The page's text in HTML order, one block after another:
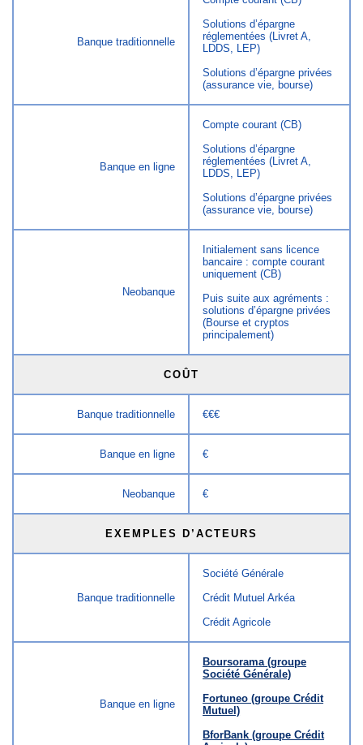
Banque traditionnelle
Solutions d’épargne
réglementées (Livret A,
LDDS, LEP)
Solutions d’épargne privées
(assurance vie, bourse)
Banque en ligne
Compte courant (CB)
Solutions d’épargne
réglementées (Livret A,
LDDS, LEP)
Solutions d’épargne privées
(assurance vie, bourse)
Neobanque
Initialement sans licence
bancaire : compte courant
uniquement (CB)
Puis suite aux agréments :
solutions d’épargne privées
(Bourse et cryptos
principalement)
COÛT
Banque traditionnelle €€€
Banque en ligne €
Neobanque €
EXEMPLES D’ACTEURS
Banque traditionnelle
Société Générale
Crédit Mutuel Arkéa
Crédit Agricole
Banque en ligne
Boursorama (groupe
Société Générale)
Fortuneo (groupe Crédit
Mutuel)
BforBank (groupe Crédit